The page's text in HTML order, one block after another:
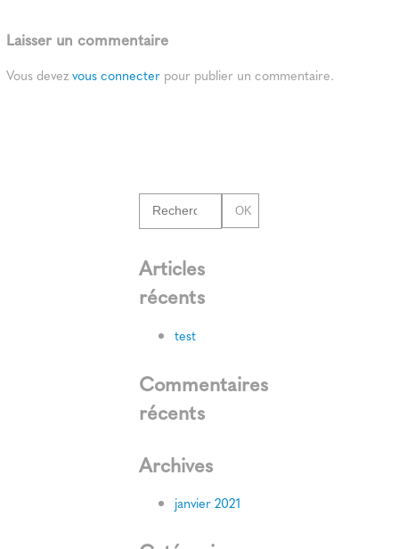
Laisser un commentaire
Vous devezvous connecter pour publier un commentaire.
OK
Articles
récents
test
Commentaires
récents
Archives
janvier 2021